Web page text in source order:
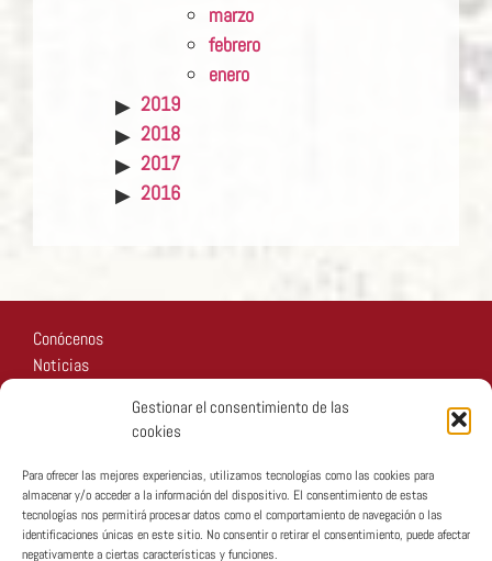
Gestionar el consentimiento de las
cookies
Para ofrecer las mejores experiencias, utilizamos tecnologías como las cookies para
almacenar y/o acceder a la información del dispositivo. El consentimiento de estas
tecnologías nos permitirá procesar datos como el comportamiento de navegación o las
identificaciones únicas en este sitio. No consentir o retirar el consentimiento, puede afectar
negativamente a ciertas características y funciones.
marzo
febrero
enero
2019
2018
2017
2016
Conócenos
Noticias